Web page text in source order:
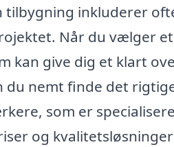
tilbygning inkluderer
Når du vælger
kan give dig et klart
du nemt finde det
som er
og